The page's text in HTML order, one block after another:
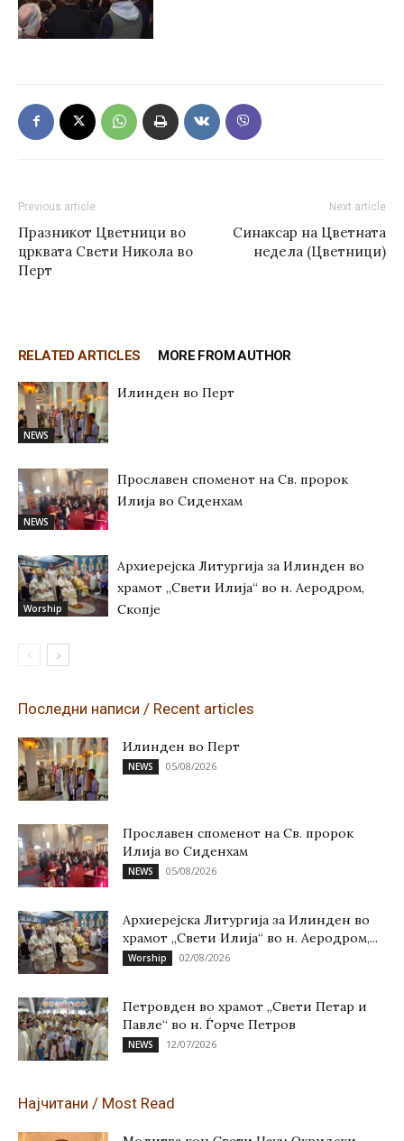
Previous article
Празникот Цветници во
црквата Свети Никола во
Перт
Next article
Синаксар на Цветната
недела (Цветници)
RELATED ARTICLES MORE FROM AUTHOR
NEWS
Илинден во Перт
NEWS
Прославен споменот на Св. пророк
Илија во Сиденхам
Worship
Архиерејска Литургија за Илинден во
храмот „Свети Илија“ во н. Аеродром,
Скопје
Последни написи / Recent articles
Илинден во Перт
NEWS 05/08/2026
Прославен споменот на Св. пророк
Илија во Сиденхам
NEWS 05/08/2026
Архиерејска Литургија за Илинден во
храмот „Свети Илија“ во н. Аеродром,...
Worship 02/08/2026
Петровден во храмот „Свети Петар и
Павле“ во н. Ѓорче Петров
NEWS 12/07/2026
Најчитани / Most Read